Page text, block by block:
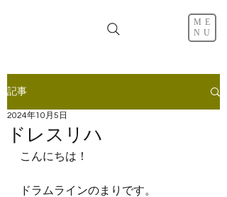
ME
NU
記事
ドレスリハ
2024年10月5日
こんにちは！
ドラムラインのまりです。